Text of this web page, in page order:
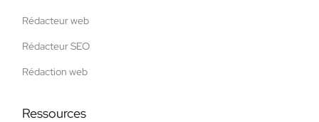
Rédacteur web
Rédacteur SEO
Rédaction web
Ressources